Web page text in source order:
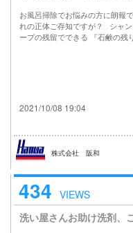
お風呂掃除でお悩みの方に朗報
れの正体ご存知ですが？ シャ
ープの残留でできる 『石鹸の残
2021/10/08 19:04
株式会社 阪和
434 VIEWS
洗い屋さんお助け洗剤、